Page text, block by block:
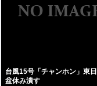
台風15号「チャンホン」東
盆休み潰す